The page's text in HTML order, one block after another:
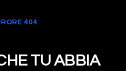
404
TU ABBIA